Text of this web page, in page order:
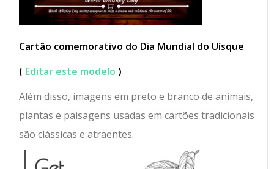
Cartão comemorativo do Dia Mundial do Uísque
( Editar este modelo )
Além disso, imagens em preto e branco de animais,
plantas e paisagens usadas em cartões tradicionais
são clássicas e atraentes.